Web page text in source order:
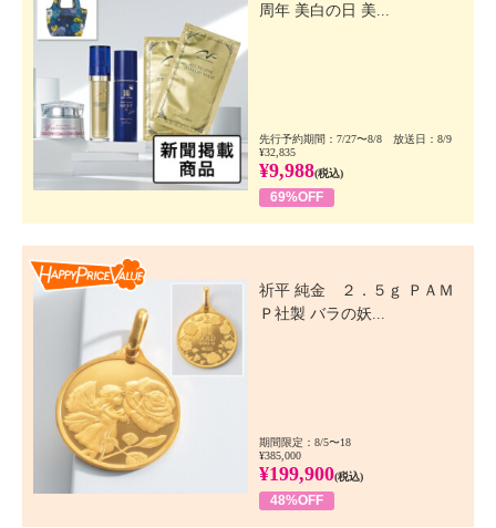
周年 美白の日 美...
先行予約期間：7/27〜8/8 放送日：8/9
¥32,835
¥9,988(税込)
69%OFF
祈平 純金 ２．５ｇ ＰＡＭ
Ｐ社製 バラの妖...
期間限定：8/5〜18
¥385,000
¥199,900(税込)
48%OFF